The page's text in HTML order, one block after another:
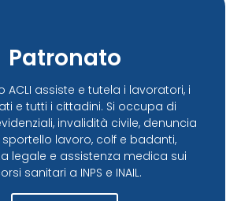
Patronato
ACLI assiste e tutela i lavoratori, i
e tutti i cittadini. Si occupa di
invalidità civile, denuncia
sportello lavoro, colf e badanti,
legale e assistenza medica sui
sanitari a INPS e INAIL.